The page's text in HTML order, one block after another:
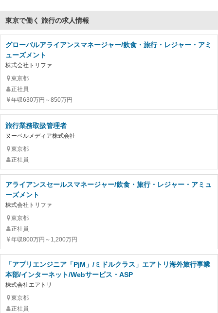
東京で働く 旅行の求人情報
グローバルアライアンスマネージャー/飲食・旅行・レジャー・アミ
ューズメント
株式会社トリファ
東京都
正社員
年収630万円～850万円
旅行業務取扱管理者
ヌーベルメディア株式会社
東京都
正社員
アライアンスセールスマネージャー/飲食・旅行・レジャー・アミュ
ーズメント
株式会社トリファ
東京都
正社員
年収800万円～1,200万円
「アプリエンジニア「PjM」/ミドルクラス」エアトリ海外旅行事業
本部/インターネット/Webサービス・ASP
株式会社エアトリ
東京都
正社員